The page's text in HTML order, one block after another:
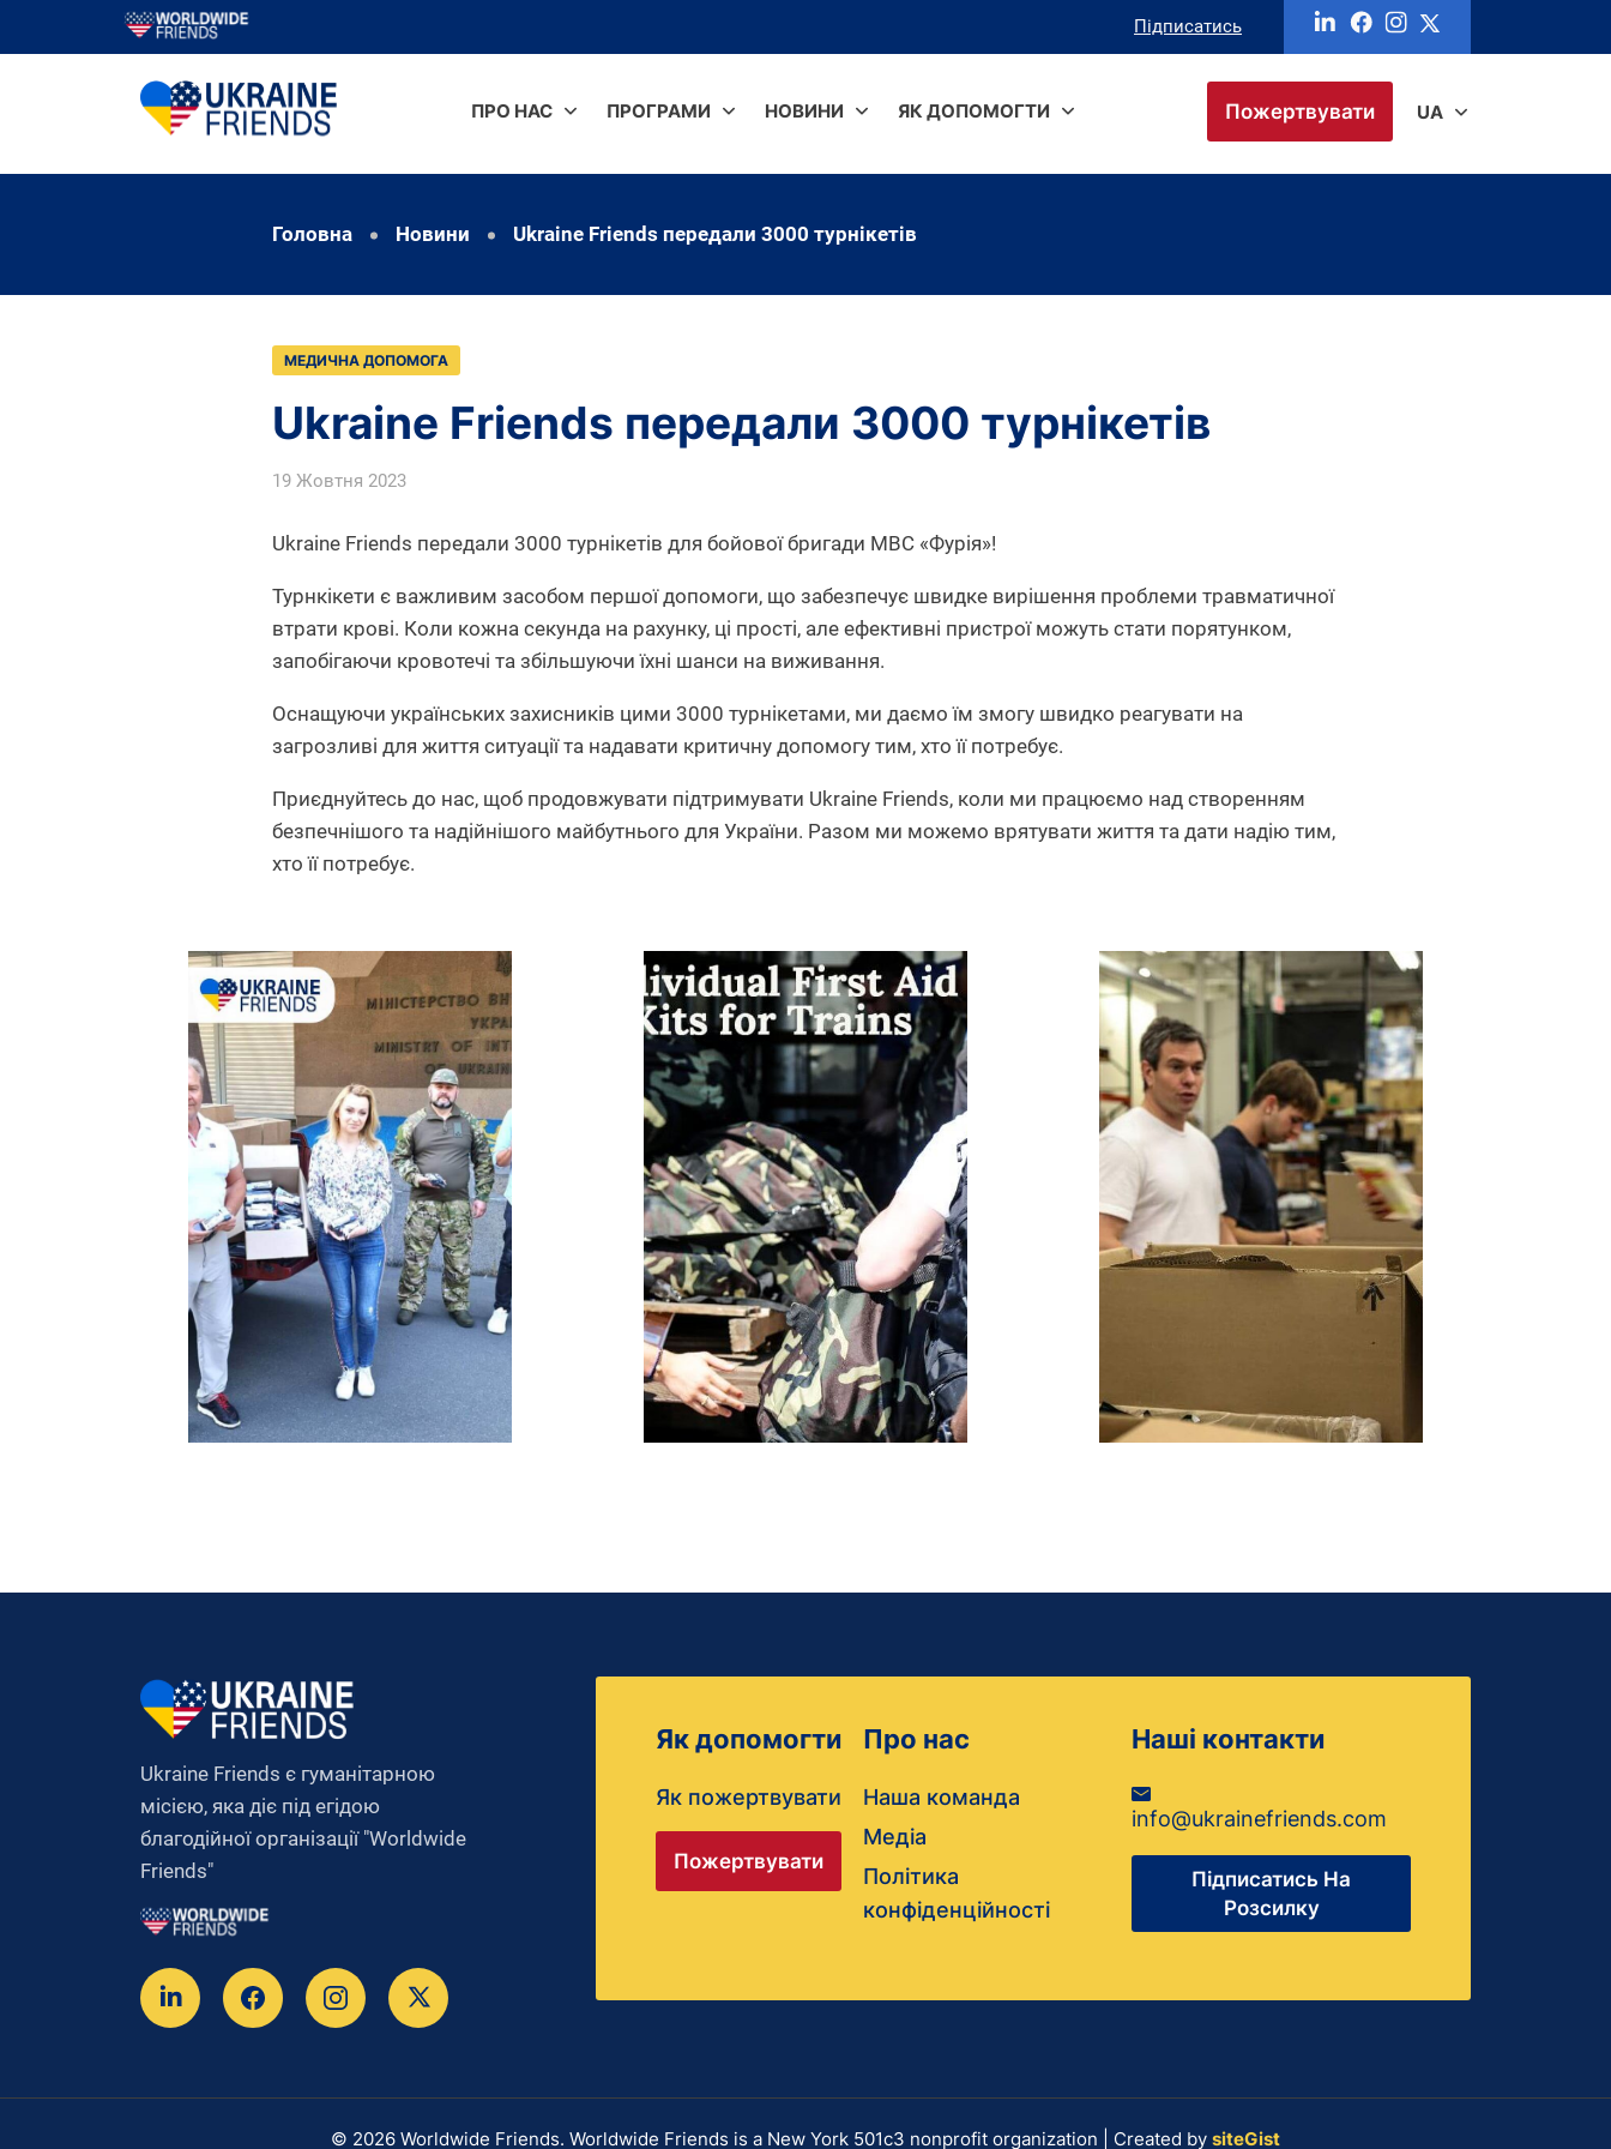
Підписатись
ПРО НАС ПРОГРАМИ НОВИНИ ЯК ДОПОМОГТИ Пожертвувати UA
Головна Новини Ukraine Friends передали 3000 турнікетів
МЕДИЧНА ДОПОМОГА
Ukraine Friends передали 3000 турнікетів
19 Жовтня 2023
Ukraine Friends передали 3000 турнікетів для бойової бригади МВС «Фурія»!
Турнкікети є важливим засобом першої допомоги, що забезпечує швидке вирішення проблеми травматичної
втрати крові. Коли кожна секунда на рахунку, ці прості, але ефективні пристрої можуть стати порятунком,
запобігаючи кровотечі та збільшуючи їхні шанси на виживання.
Оснащуючи українських захисників цими 3000 турнікетами, ми даємо їм змогу швидко реагувати на
загрозливі для життя ситуації та надавати критичну допомогу тим, хто її потребує.
Приєднуйтесь до нас, щоб продовжувати підтримувати Ukraine Friends, коли ми працюємо над створенням
безпечнішого та надійнішого майбутнього для України. Разом ми можемо врятувати життя та дати надію тим,
хто її потребує.
Ukraine Friends є гуманітарною
місією, яка діє під егідою
благодійної організації "Worldwide
Friends"
Як допомогти
Як пожертвувати
Пожертвувати
Про нас
Наша команда
Медіа
Політика
конфіденційності
Наші контакти
info@ukrainefriends.com
Підписатись На
Розсилку
© 2026 Worldwide Friends. Worldwide Friends is a New York 501c3 nonprofit organization | Created by siteGist